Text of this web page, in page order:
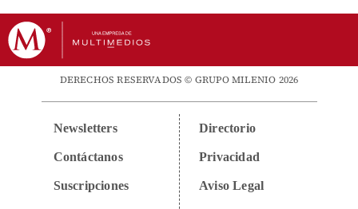
DERECHOS RESERVADOS © GRUPO MILENIO 2026
Newsletters
Contáctanos
Suscripciones
Directorio
Privacidad
Aviso Legal